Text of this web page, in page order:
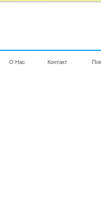
О Нас Контакт